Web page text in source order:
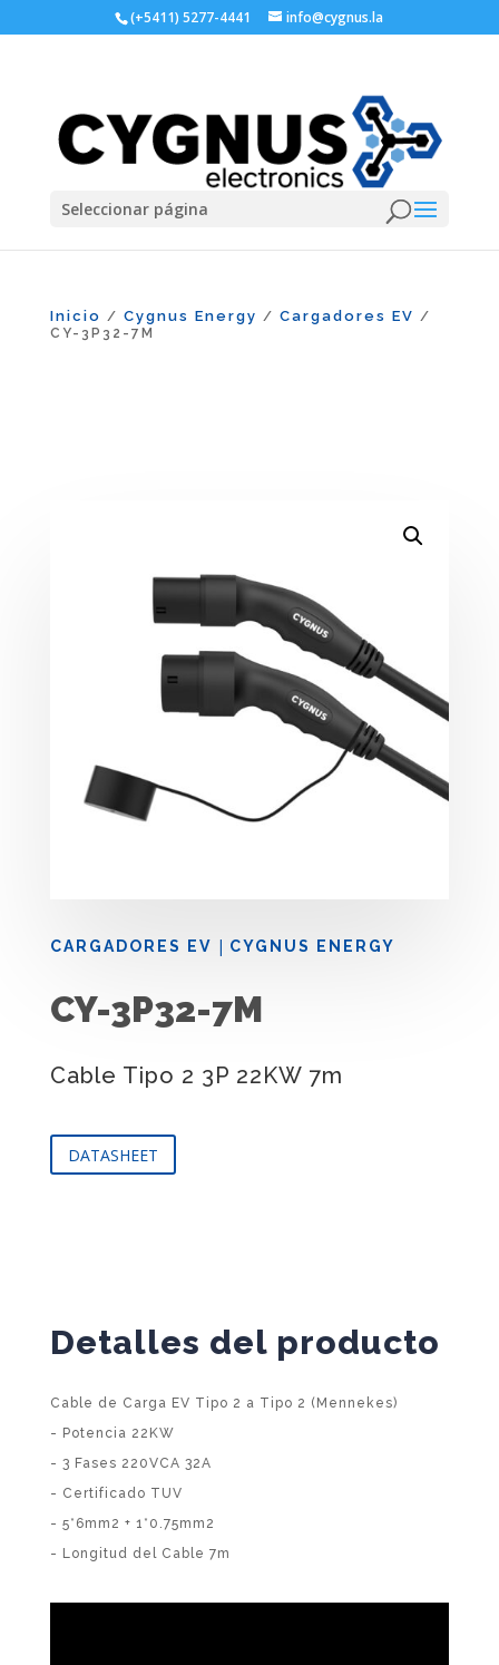
(+5411) 5277-4441 info@cygnus.la
Seleccionar página
Inicio / Cygnus Energy / Cargadores EV /
CY-3P32-7M
CARGADORES EV | CYGNUS ENERGY
CY-3P32-7M
Cable Tipo 2 3P 22KW 7m
DATASHEET
Detalles del producto
Cable de Carga EV Tipo 2 a Tipo 2 (Mennekes)
- Potencia 22KW
- 3 Fases 220VCA 32A
- Certificado TUV
- 5*6mm2 + 1*0.75mm2
- Longitud del Cable 7m